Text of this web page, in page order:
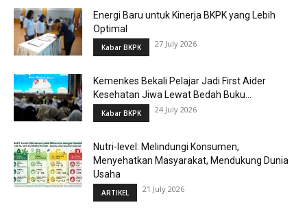
Energi Baru untuk Kinerja BKPK yang Lebih
Optimal
Kabar BKPK 27 July 2026
Kemenkes Bekali Pelajar Jadi First Aider
Kesehatan Jiwa Lewat Bedah Buku...
Kabar BKPK 24 July 2026
Nutri-level: Melindungi Konsumen,
Menyehatkan Masyarakat, Mendukung Dunia
Usaha
ARTIKEL 21 July 2026